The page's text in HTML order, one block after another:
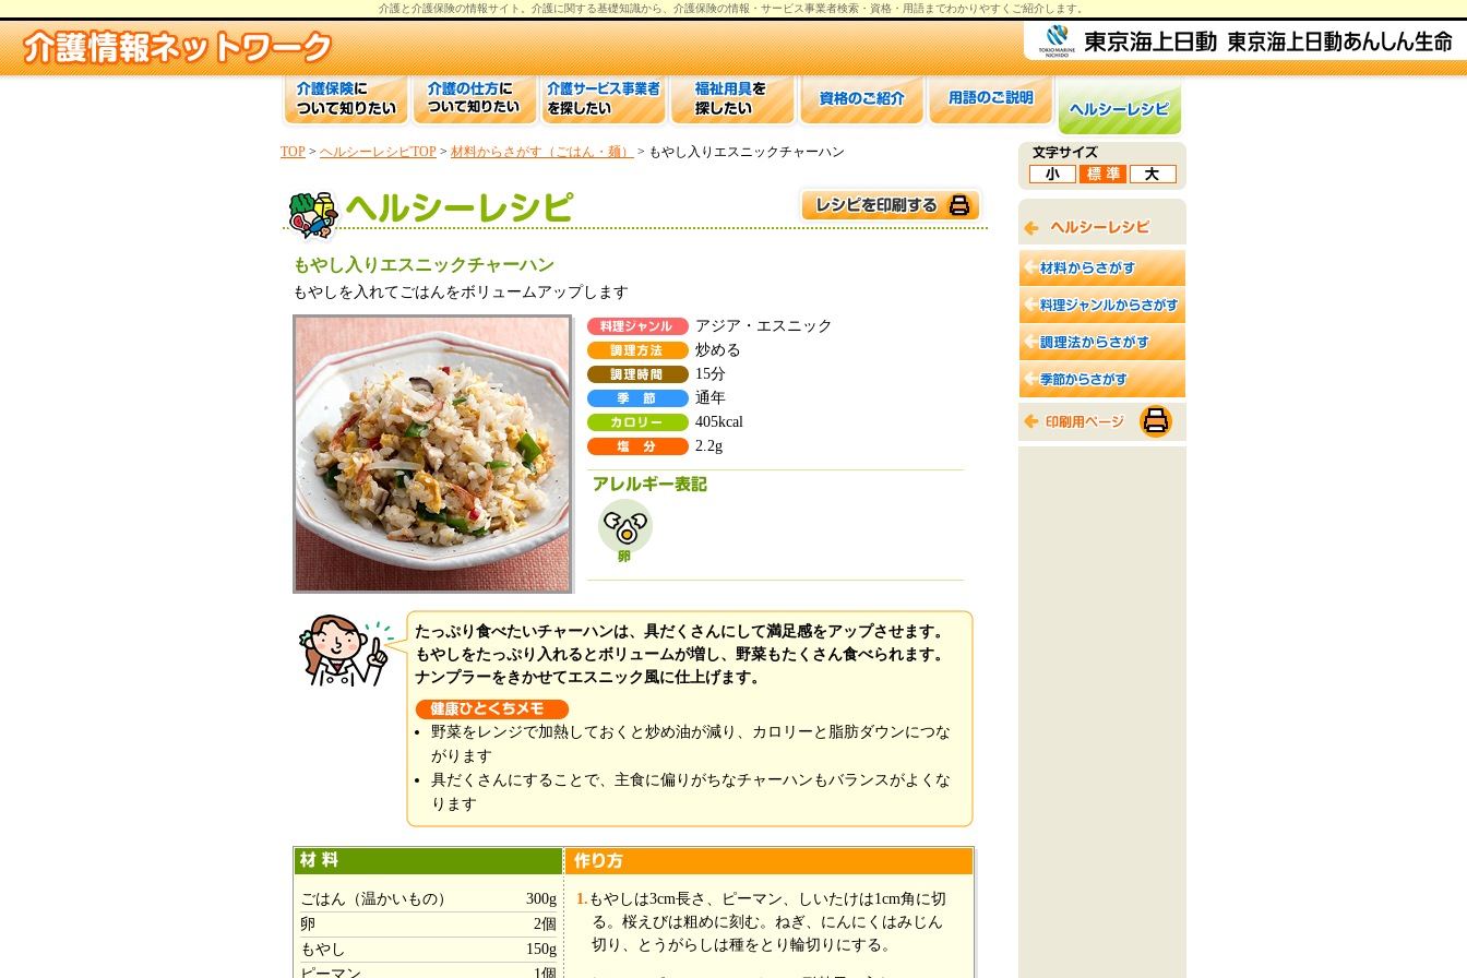
介護と介護保険の情報サイト。 介護に関する基礎知識から、 介護保険の情報 ・サービス事業者検索・資格・用語までわかりやすくご紹介します。
TOP > ヘルシーレシピTOP > 材料からさがす（ごはん・麺） > もやし入りエスニックチャーハン
もやし入りエスニックチャーハン
もやしを入れてごはんをボリュームアップします
アジア・エスニック
炒める
15分
通年
405kcal
2.2g
たっぷり食べたいチャーハンは、具だくさんにして満足感をアップさせます。
もやしをたっぷり入れるとボリュームが増し、野菜もたくさん食べられます。
ナンプラーをきかせてエスニック風に仕上げます。
野菜をレンジで加熱しておくと炒め油が減り、カロリーと脂肪ダウンにつな
がります
具だくさんにすることで、主食に偏りがちなチャーハンもバランスがよくな
ります
ごはん（温かいもの）
300g
卵
2個
もやし
150g
ピーマン
1個
1. もやしは3cm長さ、ピーマン、しいたけは1cm角に切
る。桜えびは粗めに刻む。ねぎ、にんにくはみじん
切り、とうがらしは種をとり輪切りにする。